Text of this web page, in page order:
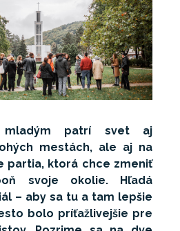
patrí svet aj
mestách, ale aj na
partia, ktorá chce zmeniť
svoje okolie. Hľadá
– aby sa tu a tam lepšie
bolo príťažlivejšie pre